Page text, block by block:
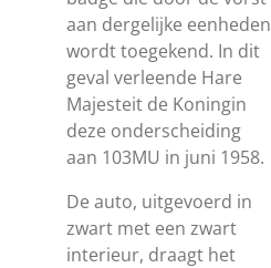
aan dergelijke eenheden
wordt toegekend. In dit
geval verleende Hare
Majesteit de Koningin
deze onderscheiding
aan 103MU in juni 1958.
De auto, uitgevoerd in
zwart met een zwart
interieur, draagt het